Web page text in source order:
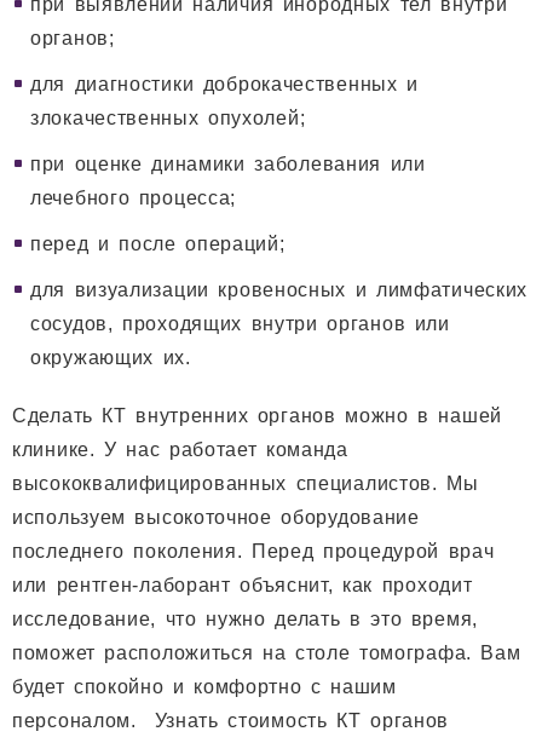
при выявлении наличия инородных тел внутри
органов;
для диагностики доброкачественных и
злокачественных опухолей;
при оценке динамики заболевания или
лечебного процесса;
перед и после операций;
для визуализации кровеносных и лимфатических
сосудов, проходящих внутри органов или
окружающих их.
Сделать КТ внутренних органов можно в нашей
клинике. У нас работает команда
высококвалифицированных специалистов. Мы
используем высокоточное оборудование
последнего поколения. Перед процедурой врач
или рентген-лаборант объяснит, как проходит
исследование, что нужно делать в это время,
поможет расположиться на столе томографа. Вам
будет спокойно и комфортно с нашим
персоналом. Узнать стоимость КТ органов